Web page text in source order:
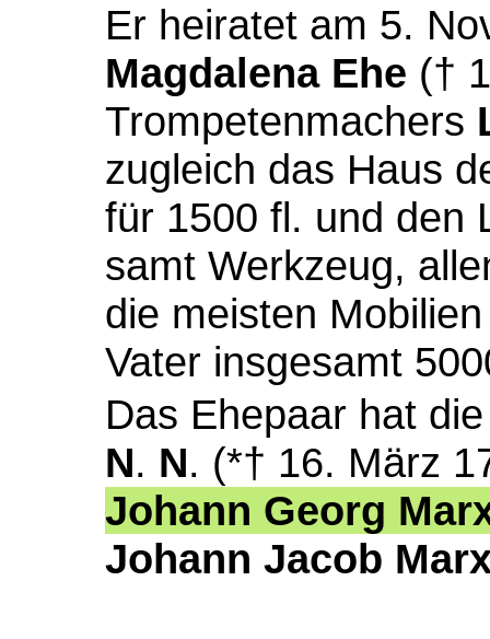
Er heiratet am 5.
Magdalena Ehe (†
Trompetenmachers
zugleich das Haus
für 1500 fl. und den
samt Werkzeug,
die meisten
Vater insgesamt
Das Ehepaar hat
N. N. (*† 16. März
Johann Georg
Johann Jacob